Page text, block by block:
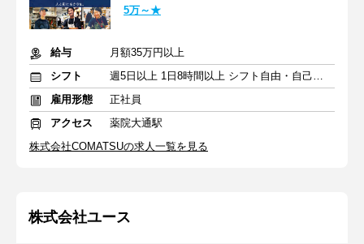
5万～★
給与
月額35万円以上
シフト
週5日以上 1日8時間以上 シフト自由・自己申告
雇用形態
正社員
アクセス
薬院大通駅
株式会社COMATSUの求人一覧を見る
株式会社ユース